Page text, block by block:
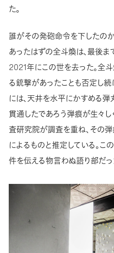
た。
誰がその発砲命令を下したの
あったはずの全斗煥は、最後ま
2021年にこの世を去った。全
る銃撃があったことも否定し
には、天井を水平にかすめる
貫通したであろう弾痕が生々
査研究院が調査を重ね、その
によるものと推定している。こ
件を伝える物言わぬ語り部だっ